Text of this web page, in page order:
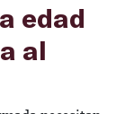
edad
al